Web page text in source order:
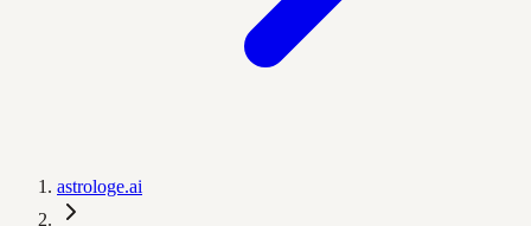
astrologe.ai